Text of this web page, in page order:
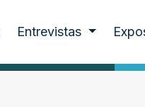
Entrevistas